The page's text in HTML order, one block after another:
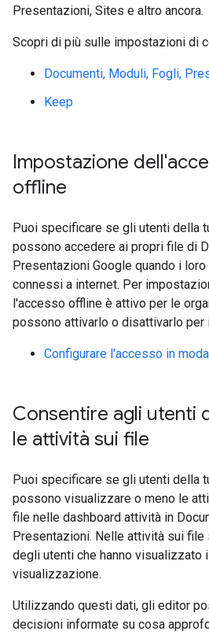
Presentazioni, Sites e altro ancora.
Scopri di più sulle impostazioni di
Documenti, Moduli, Fogli,
Keep
Impostazione
offline
Puoi specificare se gli utenti della
possono accedere ai propri file di
Presentazioni Google quando i
connessi a internet. Per
l'accesso offline è attivo per le
possono attivarlo o disattivarlo per
Configurare l'accesso in
Consentire agli utenti
le attività sui file
Puoi specificare se gli utenti della
possono visualizzare o meno le
file nelle dashboard attività in
Presentazioni. Nelle attività sui file
degli utenti che hanno visualizzato
visualizzazione.
Utilizzando questi dati, gli editor
decisioni informate su cosa